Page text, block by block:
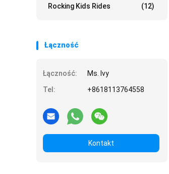
Rocking Kids Rides (12)
Łączność
Łączność:
Ms. Ivy
Tel:
+8618113764558
Kontakt